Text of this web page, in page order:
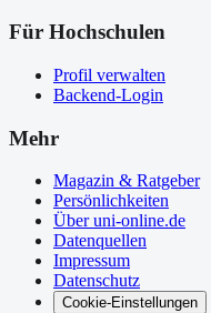
Für Hochschulen
Profil verwalten
Backend-Login
Mehr
Magazin & Ratgeber
Persönlichkeiten
Über uni-online.de
Datenquellen
Impressum
Datenschutz
Cookie-Einstellungen